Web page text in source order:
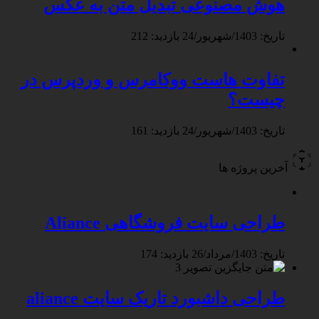
هوش مصنوعی تبدیل متن به عکس
تاریخ: 1403/شهریور/24 بازدید: 212
تفاوت هاست ووکامرس و وردپرس در
چیست؟
تاریخ: 1403/شهریور/24 بازدید: 161
آخرین پروژه ها
طراحی سایت فروشگاهی Aliance
تاریخ: 1403/مرداد/26 بازدید: 174
طراحی داشبورد تاریک سایت aliance